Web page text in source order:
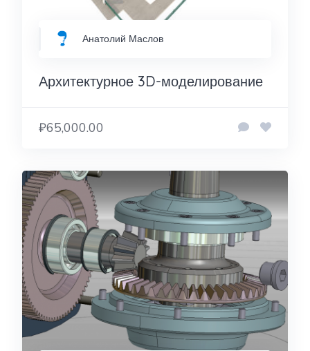
Анатолий Маслов
Архитектурное 3D-моделирование
₽65,000.00